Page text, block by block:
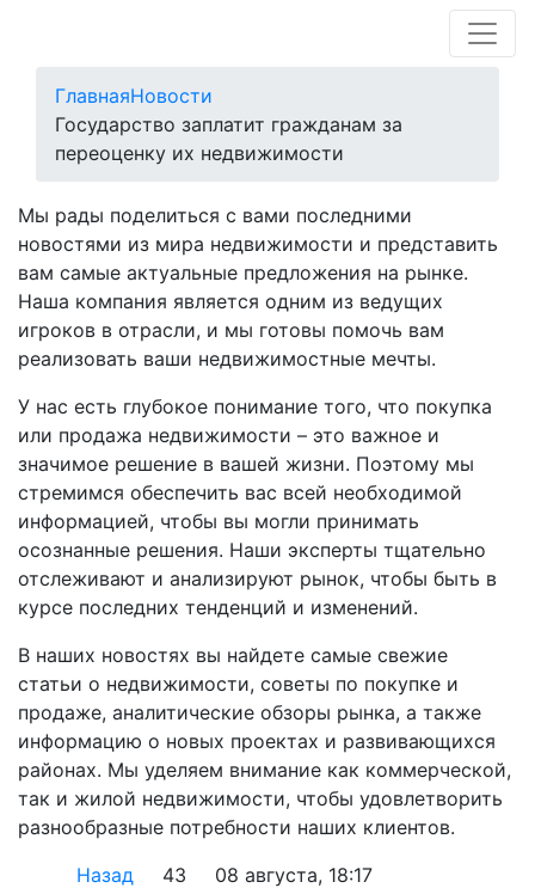
ГлавнаяНовости
Государство заплатит гражданам за
переоценку их недвижимости
Мы рады поделиться с вами последними
новостями из мира недвижимости и представить
вам самые актуальные предложения на рынке.
Наша компания является одним из ведущих
игроков в отрасли, и мы готовы помочь вам
реализовать ваши недвижимостные мечты.
У нас есть глубокое понимание того, что покупка
или продажа недвижимости – это важное и
значимое решение в вашей жизни. Поэтому мы
стремимся обеспечить вас всей необходимой
информацией, чтобы вы могли принимать
осознанные решения. Наши эксперты тщательно
отслеживают и анализируют рынок, чтобы быть в
курсе последних тенденций и изменений.
В наших новостях вы найдете самые свежие
статьи о недвижимости, советы по покупке и
продаже, аналитические обзоры рынка, а также
информацию о новых проектах и развивающихся
районах. Мы уделяем внимание как коммерческой,
так и жилой недвижимости, чтобы удовлетворить
разнообразные потребности наших клиентов.
Назад
43 08 августа, 18:17